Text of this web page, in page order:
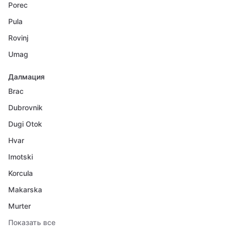
Porec
Pula
Rovinj
Umag
Далмация
Brac
Dubrovnik
Dugi Otok
Hvar
Imotski
Korcula
Makarska
Murter
Показать все